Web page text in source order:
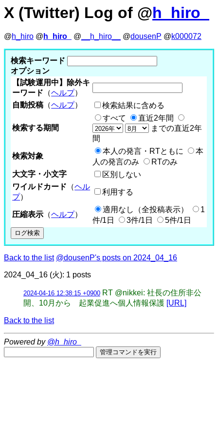
X (Twitter) Log of @h_hiro_
@h_hiro @ h_hiro_ @ __h_hiro__ @dousenP @k000072
検索キーワード
オプション
【試験運用中】除外キ
ーワード （ヘルプ）
自動投稿 （ヘルプ） 検索結果に含める
検索する期間
すべて
直近2年間
までの直近2年
間
検索対象
本人の発言・RTともに
本
人の発言のみ
RTのみ
大文字・小文字
区別しない
ワイルドカード （ヘル
プ）
利用する
圧縮表示 （ヘルプ）
適用なし（全投稿表示）
1
件/1日
3件/1日 5件/1日
Back to the list @dousenP's posts on 2024_04_16
2024_04_16 (火): 1 posts
2024-04-16 12:38:15 +0900 RT @nikkei: 社長の住所非公
開、10月から 起業促進へ個人情報保護 [URL]
Back to the list
Powered by @h_hiro_